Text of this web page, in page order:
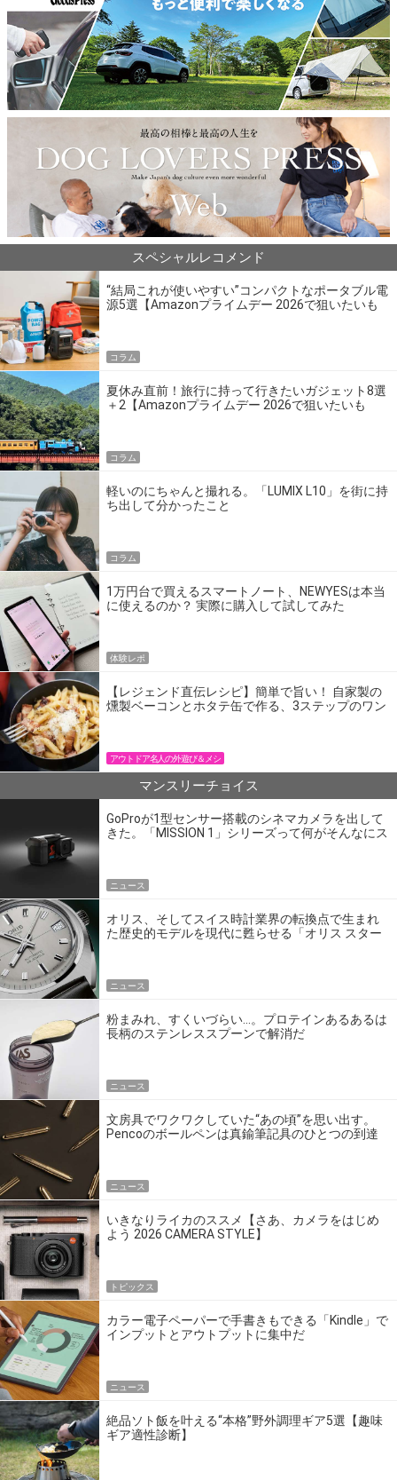
スペシャルレコメンド
“結局これが使いやすい”コンパクトなポータブル電
源5選【Amazonプライムデー 2026で狙いたいも
コラム
夏休み直前！旅行に持って行きたいガジェット8選
＋2【Amazonプライムデー 2026で狙いたいも
コラム
軽いのにちゃんと撮れる。「LUMIX L10」を街に持
ち出して分かったこと
コラム
1万円台で買えるスマートノート、NEWYESは本当
に使えるのか？ 実際に購入して試してみた
体験レポ
【レジェンド直伝レシピ】簡単で旨い！ 自家製の
燻製ベーコンとホタテ缶で作る、3ステップのワン
アウトドア名人の外遊び＆メシ
マンスリーチョイス
GoProが1型センサー搭載のシネマカメラを出して
きた。「MISSION 1」シリーズって何がそんなにス
ニュース
オリス、そしてスイス時計業界の転換点で生まれ
た歴史的モデルを現代に甦らせる「オリス スター
ニュース
粉まみれ、すくいづらい…。プロテインあるあるは
長柄のステンレススプーンで解消だ
ニュース
文房具でワクワクしていた“あの頃”を思い出す。
Pencoのボールペンは真鍮筆記具のひとつの到達
ニュース
いきなりライカのススメ【さあ、カメラをはじめ
よう 2026 CAMERA STYLE】
トピックス
カラー電子ペーパーで手書きもできる「Kindle」で
インプットとアウトプットに集中だ
ニュース
絶品ソト飯を叶える“本格”野外調理ギア5選【趣味
ギア適性診断】